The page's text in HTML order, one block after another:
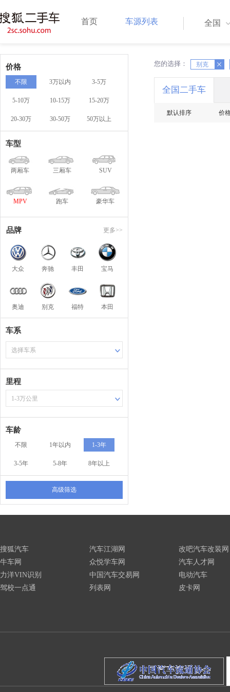
首页 车源列表 全国
价格
不限 3万以内 3-5万
5-10万 10-15万 15-20万
20-30万 30-50万 50万以上
车型
两厢车 三厢车 SUV
MPV 跑车 豪华车
品牌 更多>>
大众 奔驰 丰田 宝马
奥迪 别克 福特 本田
车系
选择车系
里程
1-3万公里
车龄
不限 1年以内 1-3年
3-5年 5-8年 8年以上
高级筛选
您的选择： 别克
X X
全国二手车
默认排序 价
搜狐汽车
牛车网
力洋VIN识别
驾校一点通
汽车江湖网
众悦学车网
中国汽车交易网
列表网
改吧汽车改装网
汽车人才网
电动汽车
皮卡网